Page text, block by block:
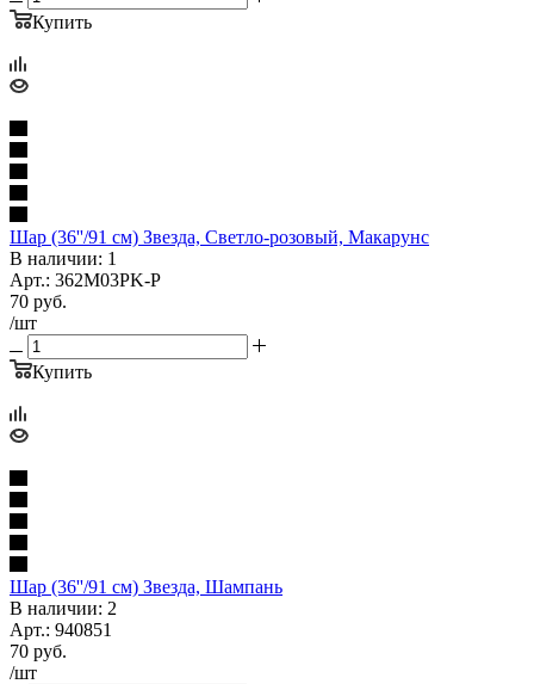
Купить
Шар (36''/91 см) Звезда, Светло-розовый, Макарунс
В наличии: 1
Арт.: 362M03PK-P
70 руб.
/шт
Купить
Шар (36''/91 см) Звезда, Шампань
В наличии: 2
Арт.: 940851
70 руб.
/шт